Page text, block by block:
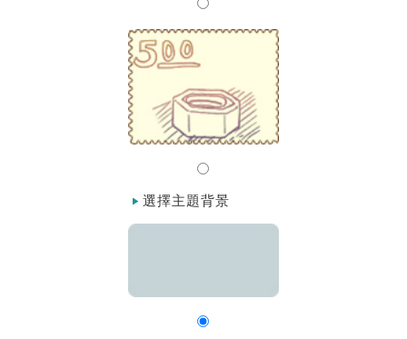
選擇主題背景